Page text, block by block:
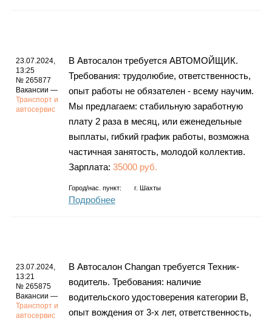
23.07.2024,
13:25
№ 265877
Вакансии —
Транспорт и
автосервис
В Автосалон требуется АВТОМОЙЩИК.
Требования: трудолюбие, ответственность,
опыт работы не обязателен - всему научим.
Мы предлагаем: стабильную заработную
плату 2 раза в месяц, или еженедельные
выплаты, гибкий график работы, возможна
частичная занятость, молодой коллектив.
Зарплата: 35000 руб.
Город/нас. пункт: г. Шахты
Подробнее
23.07.2024,
13:21
№ 265875
Вакансии —
Транспорт и
автосервис
В Автосалон Changan требуется Техник-
водитель. Требования: наличие
водительского удостоверения категории В,
опыт вождения от 3-х лет, ответственность,